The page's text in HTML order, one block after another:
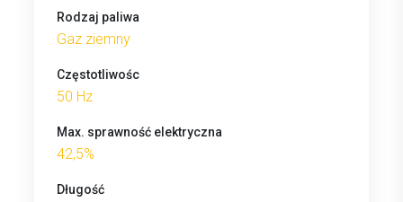
Rodzaj paliwa
Gaz ziemny
Częstotliwośc
50 Hz
Max. sprawność elektryczna
42,5%
Długość